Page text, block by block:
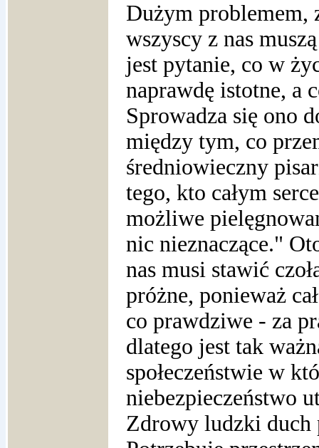
Dużym problemem,
wszyscy z nas
jest pytanie, co w
naprawdę istotne, a
Sprowadza się ono
między tym, co
średniowieczny
tego, kto całym
możliwe
nic nieznaczące."
nas musi stawić
próżne, ponieważ
co prawdziwe - za
dlatego jest tak
społeczeństwie w
niebezpieczeństwo
Zdrowy ludzki duch